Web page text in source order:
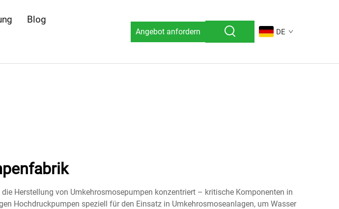
Blog
Angebot anfordern DE
Herstellung von Umkehrosmosepumpen konzentriert – kritische Komponenten in
Hochdruckpumpen speziell für den Einsatz in Umkehrosmoseanlagen, um Wasser